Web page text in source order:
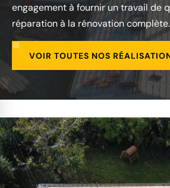
engagement à fournir un travail de
réparation à la rénovation complète.
VOIR TOUTES NOS